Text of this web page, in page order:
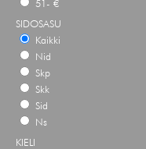
51- €
SIDOSASU
Kaikki
Nid
Skp
Skk
Sid
Ns
KIELI